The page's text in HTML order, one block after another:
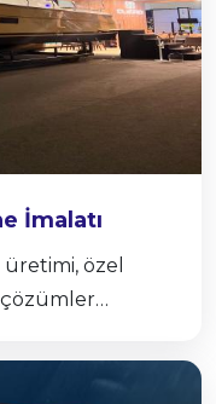
İmalatı
özel
çözümler